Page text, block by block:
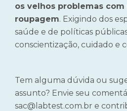
os velhos problemas com
roupagem. Exigindo dos
saúde e de políticas
conscientização, cuidado e
Tem alguma dúvida ou
assunto? Envie seu
sac@labtest.com.br e